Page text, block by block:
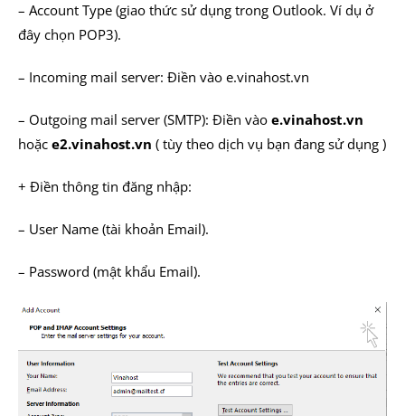
– Account Type (giao thức sử dụng trong Outlook. Ví dụ ở
đây chọn POP3).
– Incoming mail server: Điền vào e.vinahost.vn
– Outgoing mail server (SMTP): Điền vào e.vinahost.vn
hoặc e2.vinahost.vn ( tùy theo dịch vụ bạn đang sử dụng )
+ Điền thông tin đăng nhập:
– User Name (tài khoản Email).
– Password (mật khẩu Email).